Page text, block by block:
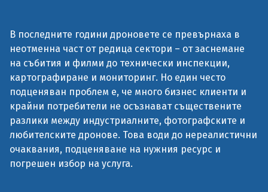
В последните години дроновете се превърнаха в
неотменна част от редица сектори – от заснемане
на събития и филми до технически инспекции,
картографиране и мониторинг. Но един често
подценяван проблем е, че много бизнес клиенти и
крайни потребители не осъзнават съществените
разлики между индустриалните, фотографските и
любителските дронове. Това води до нереалистични
очаквания, подценяване на нужния ресурс и
погрешен избор на услуга.